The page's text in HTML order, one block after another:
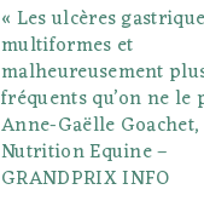
« Les ulcères
multiformes et
malheureusement
fréquents qu’on ne le
Anne-Gaëlle
Nutrition Equine –
GRANDPRIX INFO